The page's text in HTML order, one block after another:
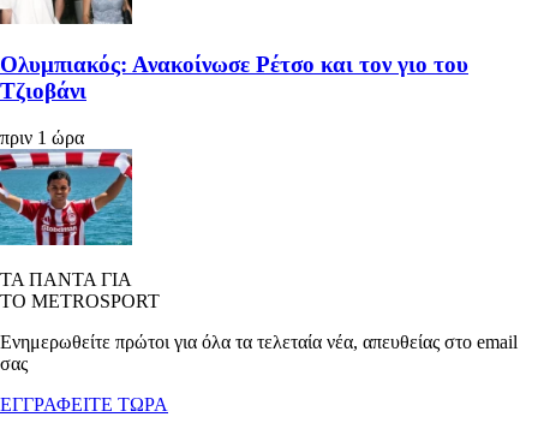
Ολυμπιακός: Ανακοίνωσε Ρέτσο και τον γιο του
Τζιοβάνι
πριν 1 ώρα
ΤΑ ΠΑΝΤΑ ΓΙΑ
ΤΟ METROSPORT
Ενημερωθείτε πρώτοι για όλα τα τελεταία νέα, απευθείας στο email
σας
ΕΓΓΡΑΦΕΙΤΕ ΤΩΡΑ